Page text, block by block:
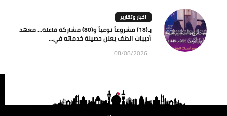
اخبار وتقارير
بـ(18) مشروعاً نوعياً و(80) مشاركة فاعلة… معهد
أديبات الطف يعلن حصيلة خدماته في...
08/08/2026